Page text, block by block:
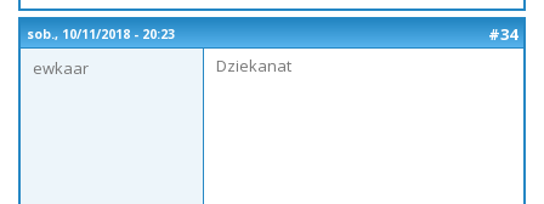
sob., 10/11/2018 - 20:23
#34
ewkaar
Dziekanat